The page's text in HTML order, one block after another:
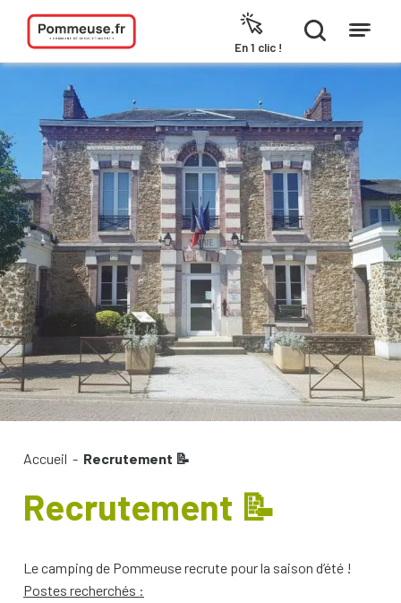
Aller au contenu
En 1 clic !
Accueil - Recrutement 📝
Recrutement 📝
Le camping de Pommeuse recrute pour la saison d’été !
Postes recherchés :